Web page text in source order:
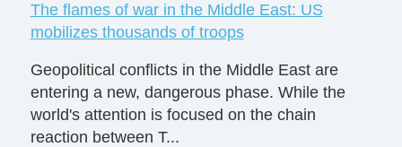
The flames of war in the Middle East: US
mobilizes thousands of troops
Geopolitical conflicts in the Middle East are
entering a new, dangerous phase. While the
world's attention is focused on the chain
reaction between T...